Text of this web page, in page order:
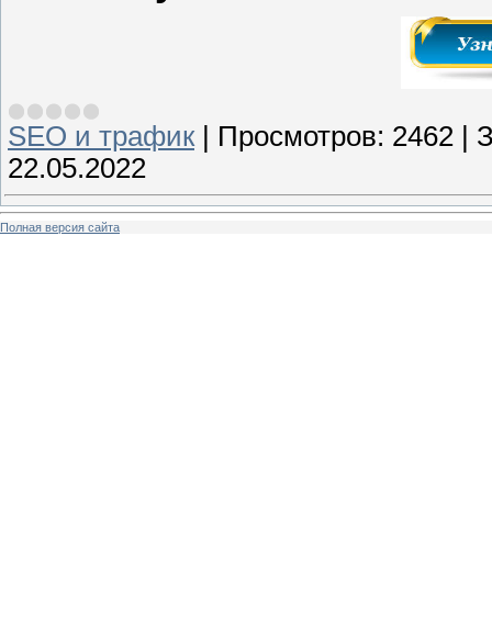
SEO и трафик Просмотров: 2462
22.05.2022
Полная версия сайта